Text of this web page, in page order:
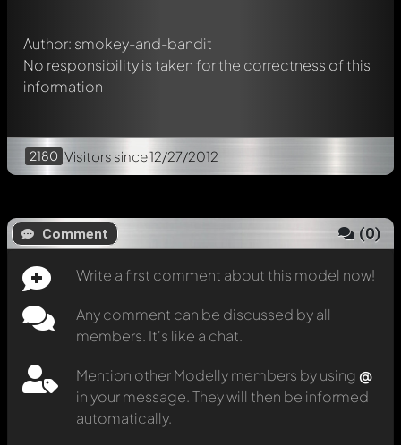
Author: smokey-and-bandit
No responsibility is taken for the correctness of this
information
2180 Visitors since 12/27/2012
Comment (0)
Write a first comment about this model now!
Any comment can be discussed by all
members. It's like a chat.
Mention other Modelly members by using @
in your message. They will then be informed
automatically.